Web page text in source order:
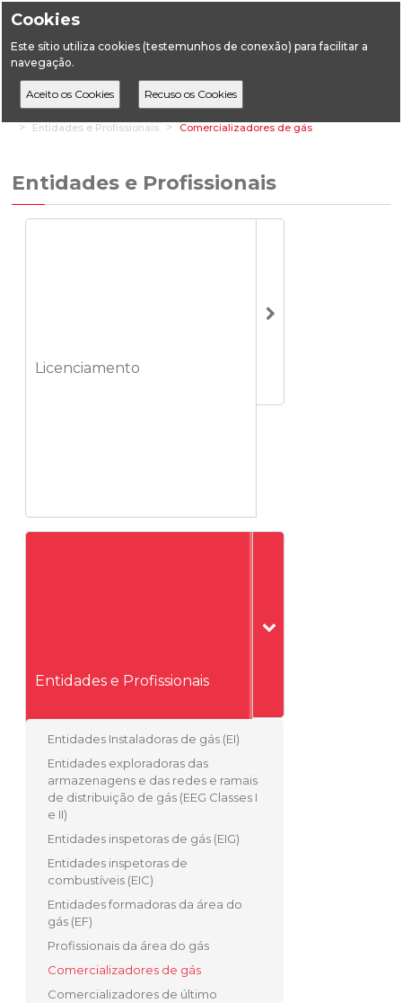
Cookies
Este sítio utiliza cookies (testemunhos de conexão) para facilitar a
navegação.
HomeÁreas Setoriais Energia
Combustíveis
Entidades e Profissionais
Comercializadores de gás
Entidades e Profissionais
Licenciamento
Entidades e Profissionais
Entidades Instaladoras de gás (EI)
Entidades exploradoras das
armazenagens e das redes e ramais
de distribuição de gás (EEG Classes I
e II)
Entidades inspetoras de gás (EIG)
Entidades inspetoras de
combustíveis (EIC)
Entidades formadoras da área do
gás (EF)
Profissionais da área do gás
Comercializadores de gás
Comercializadores de último